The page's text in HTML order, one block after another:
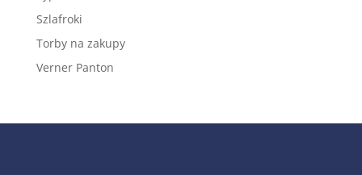
Szlafroki
Torby na zakupy
Verner Panton